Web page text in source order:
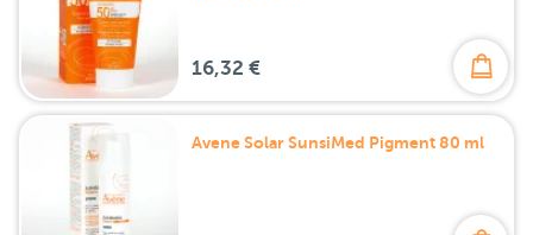
16,32 €
Avene Solar SunsiMed Pigment 80 ml